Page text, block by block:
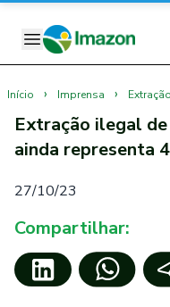
Início › Imprensa › Extração
Extração ilegal
ainda representa
27/10/23
Compartilhar: